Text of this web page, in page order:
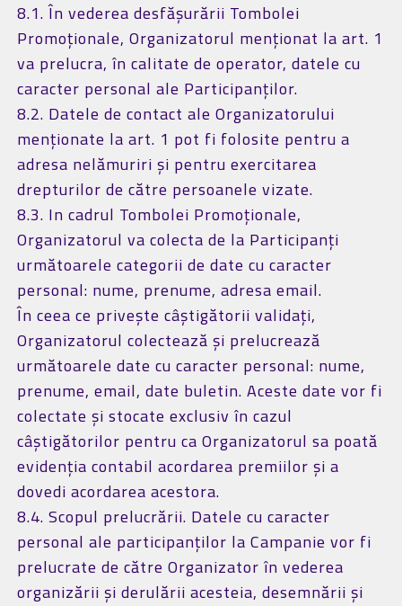
8.1. În vederea desfășurării Tombolei
Promoționale, Organizatorul menționat la art. 1
va prelucra, în calitate de operator, datele cu
caracter personal ale Participanților.
8.2. Datele de contact ale Organizatorului
menționate la art. 1 pot fi folosite pentru a
adresa nelămuriri și pentru exercitarea
drepturilor de către persoanele vizate.
8.3. In cadrul Tombolei Promoționale,
Organizatorul va colecta de la Participanți
următoarele categorii de date cu caracter
personal: nume, prenume, adresa email.
În ceea ce privește câștigătorii validați,
Organizatorul colectează și prelucrează
următoarele date cu caracter personal: nume,
prenume, email, date buletin. Aceste date vor fi
colectate și stocate exclusiv în cazul
câștigătorilor pentru ca Organizatorul sa poată
evidenția contabil acordarea premiilor și a
dovedi acordarea acestora.
8.4. Scopul prelucrării. Datele cu caracter
personal ale participanților la Campanie vor fi
prelucrate de către Organizator în vederea
organizării și derulării acesteia, desemnării și